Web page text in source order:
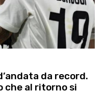
da record.
che al ritorno si